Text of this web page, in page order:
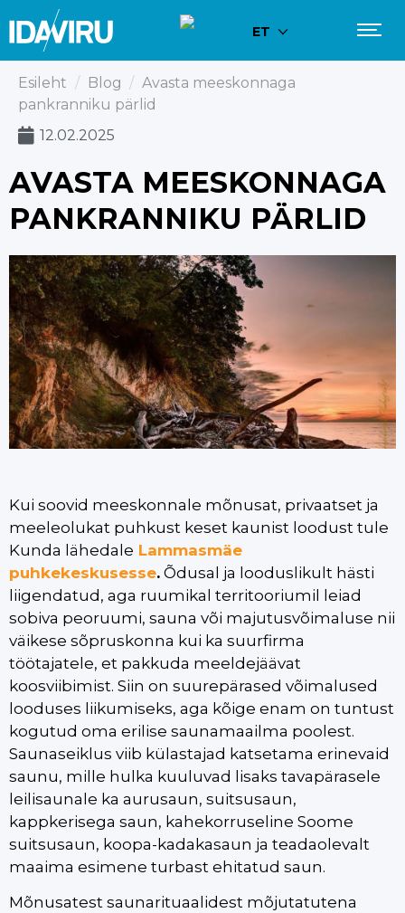
ET
Esileht / Blog / Avasta meeskonnaga
pankranniku pärlid
12.02.2025
AVASTA MEESKONNAGA
PANKRANNIKU PÄRLID
Kui soovid meeskonnale mõnusat, privaatset ja
meeleolukat puhkust keset kaunist loodust tule
Kunda lähedale Lammasmäe
puhkekeskusesse. Õdusal ja looduslikult hästi
liigendatud, aga ruumikal territooriumil leiad
sobiva peoruumi, sauna või majutusvõimaluse nii
väikese sõpruskonna kui ka suurfirma
töötajatele, et pakkuda meeldejäävat
koosviibimist. Siin on suurepärased võimalused
looduses liikumiseks, aga kõige enam on tuntust
kogutud oma erilise saunamaailma poolest.
Saunaseiklus viib külastajad katsetama erinevaid
saunu, mille hulka kuuluvad lisaks tavapärasele
leilisaunale ka aurusaun, suitsusaun,
kappkerisega saun, kahekorruseline Soome
suitsusaun, koopa-kadakasaun ja teadaolevalt
maaima esimene turbast ehitatud saun.
Mõnusatest saunarituaalidest mõjutatutena